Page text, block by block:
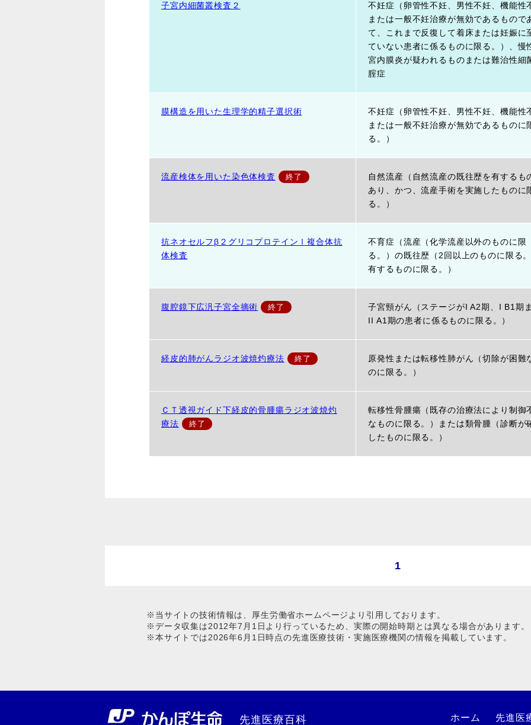
子宮内細菌叢検査２
不妊症（卵管性不妊、男性不妊、機能性
または一般不妊治療が無効であるもので
て、これまで反復して着床または妊娠に
ていない患者に係るものに限る。）、慢
宮内膜炎が疑われるものまたは難治性細
腟症
膜構造を用いた生理学的精子選択術
不妊症（卵管性不妊、男性不妊、機能性
または一般不妊治療が無効であるものに
る。）
流産検体を用いた染色体検査
自然流産（自然流産の既往歴を有するも
あり、かつ、流産手術を実施したものに
る。）
抗ネオセルフβ２グリコプロテインⅠ複合体抗
体検査
不育症（流産（化学流産以外のものに限
る。）の既往歴（2回以上のものに限る
有するものに限る。）
腹腔鏡下広汎子宮全摘術
子宮頸がん（ステージがI A2期、I B1期
II A1期の患者に係るものに限る。）
経皮的肺がんラジオ波焼灼療法
原発性または転移性肺がん（切除が困難
のに限る。）
ＣＴ透視ガイド下経皮的骨腫瘍ラジオ波焼灼
療法
転移性骨腫瘍（既存の治療法により制御
なものに限る。）または類骨腫（診断が
したものに限る。）
1
※当サイトの技術情報は、厚生労働省ホームページより引用しております。
※データ収集は2012年7月1日より行っているため、実際の開始時期とは異なる場合があります。
※本サイトでは2026年6月1日時点の先進医療技術・実施医療機関の情報を掲載しています。
先進医療百科 ホーム 先進医